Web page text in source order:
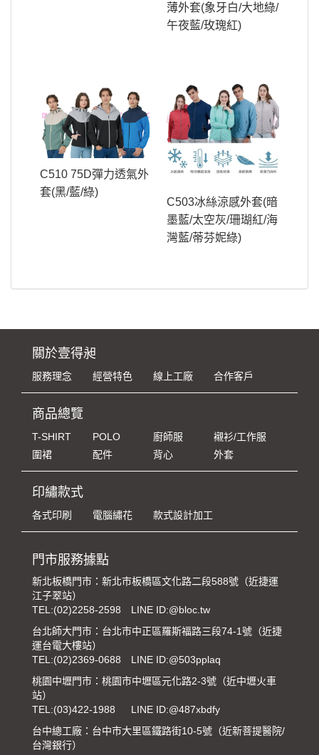
薄外套(象牙白/大地綠/
午夜藍/玫瑰紅)
C510 75D彈力透氣外
套(黑/藍/綠)
C503冰絲涼感外套(暗
墨藍/太空灰/珊瑚紅/海
灣藍/蒂芬妮綠)
關於壹得昶
服務理念 經營特色 線上工廠 合作客戶
商品總覽
T-SHIRT POLO 廚師服
襯衫/工作服
圍裙
配件 背心 外套
印繡款式
各式印刷 電腦繡花 款式設計加工
門市服務據點
新北板橋門市：新北市板橋區文化路二段588號（近捷運
江子翠站）
TEL:(02)2258-2598
LINE ID:@bloc.tw
台北師大門市：台北市中正區羅斯福路三段74-1號（近捷
運台電大樓站）
TEL:(02)2369-0688
LINE ID:@503pplaq
桃園中壢門市：桃園市中壢區元化路2-3號（近中壢火車
站）
TEL:(03)422-1988
LINE ID:@487xbdfy
台中總工廠：台中市大里區鐵路街10-5號（近新菩提醫院/
台灣銀行）